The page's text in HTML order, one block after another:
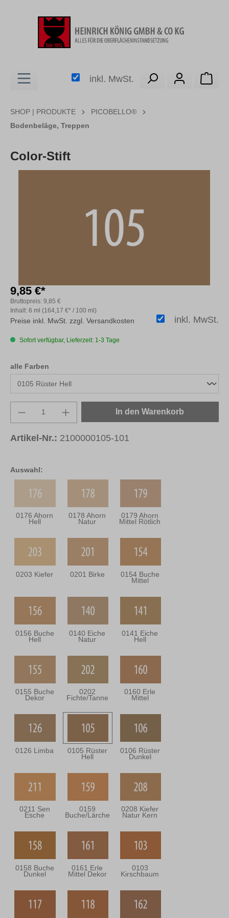
inkl. MwSt.
SHOP | PRODUKTE
PICOBELLO®
Bodenbeläge, Treppen
Color-Stift
Auswahl:
0176 Ahorn
Hell
0178 Ahorn
Natur
0179 Ahorn
Mittel Rötlich
0203 Kiefer 0201 Birke 0154 Buche
Mittel
0156 Buche
Hell
0140 Eiche
Natur
0141 Eiche
Hell
0155 Buche
Dekor
0202
Fichte/Tanne
0160 Erle
Mittel
0126 Limba 0105 Rüster
Hell
0106 Rüster
Dunkel
0211 Sen
Esche
0159
Buche/Lärche
0208 Kiefer
Natur Kern
0158 Buche
Dunkel
0161 Erle
Mittel Dekor
0103
Kirschbaum
9,85 €*
Inhalt: 6 ml (164,17 €* / 100 ml)
Bruttopreis: 9,85 €
inkl. MwSt.
Preise inkl. MwSt. zzgl. Versandkosten
Sofort verfügbar, Lieferzeit: 1-3 Tage
alle Farben
Produkt Anzahl: Gib den gewünschten
In den Warenkorb
Artikel-Nr.: 2100000105-101